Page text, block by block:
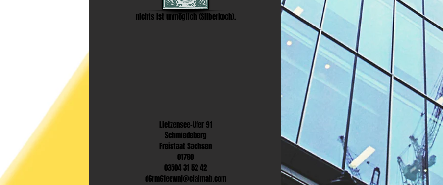
nichts ist unmöglich (Silberkoch).
Lietzensee-Ufer 91
Schmiedeberg
Freistaat Sachsen
01760
03504 31 52 42
d6rm61eewnj@claimab.com